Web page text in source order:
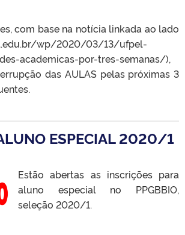
com base na notícia linkada ao lado
wp/2020/03/13/ufpel-
academicas-por-tres-semanas/),
das AULAS pelas próximas 3
ESPECIAL 2020/1
Estão abertas as inscrições para
aluno especial no PPGBBIO,
seleção 2020/1.